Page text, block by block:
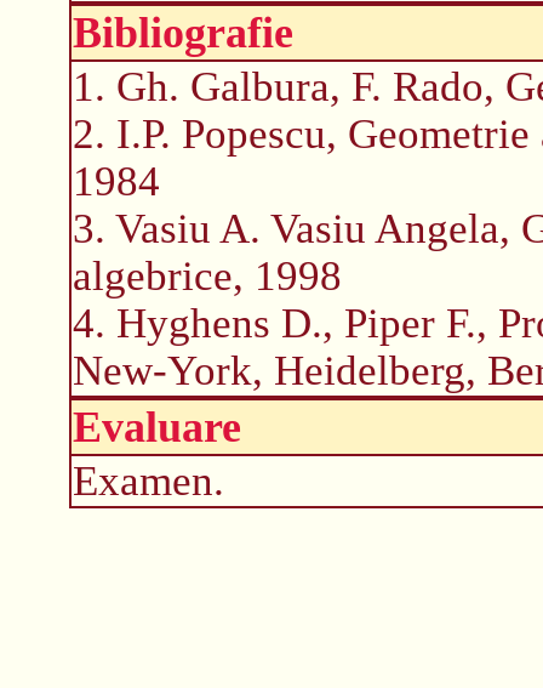
Bibliografie
1. Gh. Galbura, F. Rado,
2. I.P. Popescu,
1984
3. Vasiu A. Vasiu Angela,
algebrice, 1998
4. Hyghens D., Piper F.,
New-York, Heidelberg,
Evaluare
Examen.